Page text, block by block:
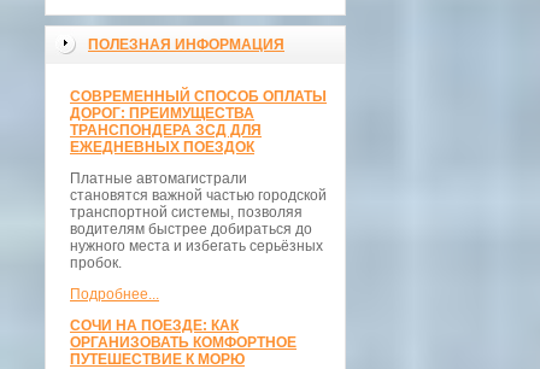
ПОЛЕЗНАЯ ИНФОРМАЦИЯ
СОВРЕМЕННЫЙ СПОСОБ ОПЛАТЫ
ДОРОГ: ПРЕИМУЩЕСТВА
ТРАНСПОНДЕРА ЗСД ДЛЯ
ЕЖЕДНЕВНЫХ ПОЕЗДОК
Платные автомагистрали
становятся важной частью городской
транспортной системы, позволяя
водителям быстрее добираться до
нужного места и избегать серьёзных
пробок.
Подробнее...
СОЧИ НА ПОЕЗДЕ: КАК
ОРГАНИЗОВАТЬ КОМФОРТНОЕ
ПУТЕШЕСТВИЕ К МОРЮ